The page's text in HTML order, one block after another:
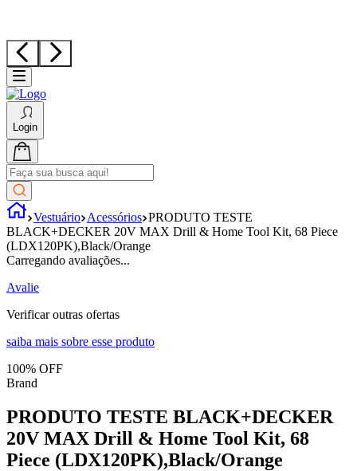
Login
Vestuário Acessórios PRODUTO TESTE
BLACK+DECKER 20V MAX Drill & Home Tool Kit, 68 Piece
(LDX120PK),Black/Orange
Carregando avaliações...
Avalie
Verificar outras ofertas
saiba mais sobre esse produto
100% OFF
Brand
PRODUTO TESTE BLACK+DECKER
20V MAX Drill & Home Tool Kit, 68
Piece (LDX120PK),Black/Orange